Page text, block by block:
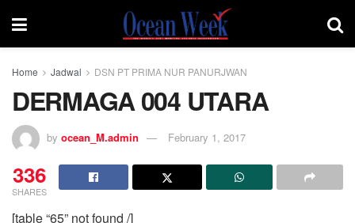
Home Jadwal DSN PT PRIMA NUR PANURJWAN
DERMAGA 004 UTARA
by ocean_M.admin February 1, 2017
336
SHARES
[table “65” not found /]